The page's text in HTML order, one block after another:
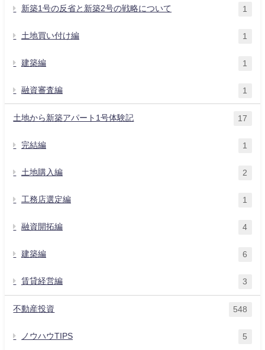
新築1号の反省と新築2号の戦略について 1
土地買い付け編 1
建築編 1
融資審査編 1
土地から新築アパート1号体験記 17
完結編 1
土地購入編 2
工務店選定編 1
融資開拓編 4
建築編 6
賃貸経営編 3
不動産投資 548
ノウハウTIPS 5